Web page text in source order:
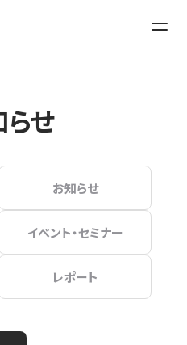
せ
お知らせ
イベント・セミナー
レポート